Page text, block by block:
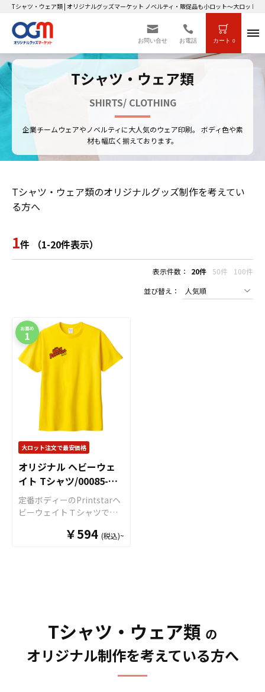
Tシャツ・ウェア類 | オリジナルグッズマーケット ノベルティ・販促品も小ロット～大ロットま
お問い合せ お電話 カート 0
Tシャツ・ウェア類
SHIRTS/ CLOTHING
企業チームウェアやノベルティに大人気のウェア印刷。 ボディ色や素
材も幅広く揃えております。
Tシャツ・ウェア類のオリジナルグッズ制作を考えてい
る方へ
1件 （1-20件表示）
表示件数： 20件 50件
100件
並び替え：
大ロット注文で最安価格
オリジナル ヘビーウェ
イト Tシャツ/00085-
CVT
定番ボディーのPrintstarヘ
ビーウェイトＴシャツで
豊富で、形も一般的な形状
かりしています。また生地
の厚みも程よく肉厚で綿
100％の着心地がとても良い
です。Ｔシャツのボディ選
￥594 (税込)~
Tシャツ・ウェア類 の
オリジナル制作を考えている方へ